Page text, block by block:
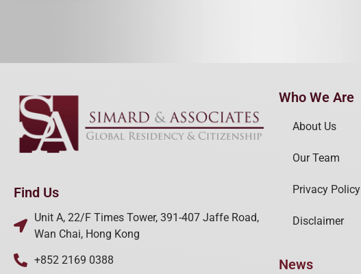
Find Us
Unit A, 22/F Times Tower, 391-407 Jaffe Road,
Wan Chai, Hong Kong
+852 2169 0388
Who We Are
About Us
Our Team
Privacy Policy
Disclaimer
News